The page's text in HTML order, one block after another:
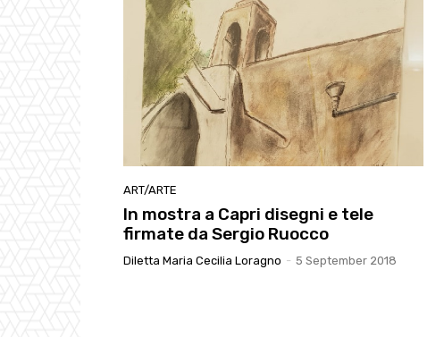
ART/ARTE
In mostra a Capri disegni e tele
firmate da Sergio Ruocco
Diletta Maria Cecilia Loragno - 5 September 2018